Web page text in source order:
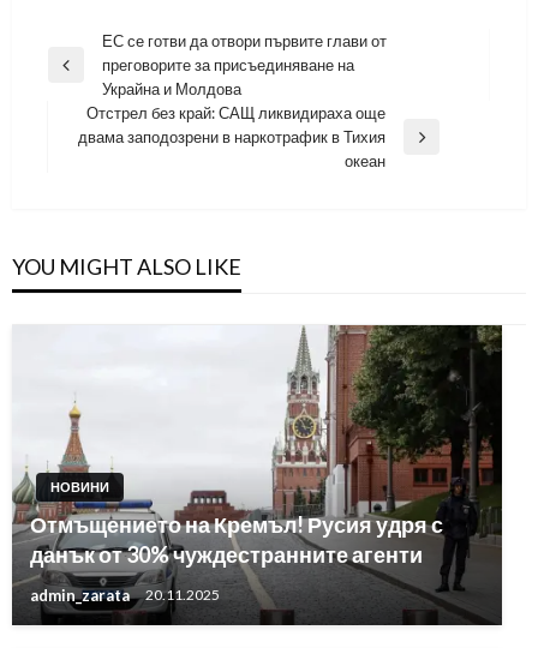
Навигация
Previous
ЕС се готви да отвори първите глави от
преговорите за присъединяване на
Украйна и Молдова
Next
Отстрел без край: САЩ ликвидираха още
двама заподозрени в наркотрафик в Тихия
океан
YOU MIGHT ALSO LIKE
НОВИНИ
Отмъщението на Кремъл! Русия удря с
данък от 30% чуждестранните агенти
admin_zarata 20.11.2025